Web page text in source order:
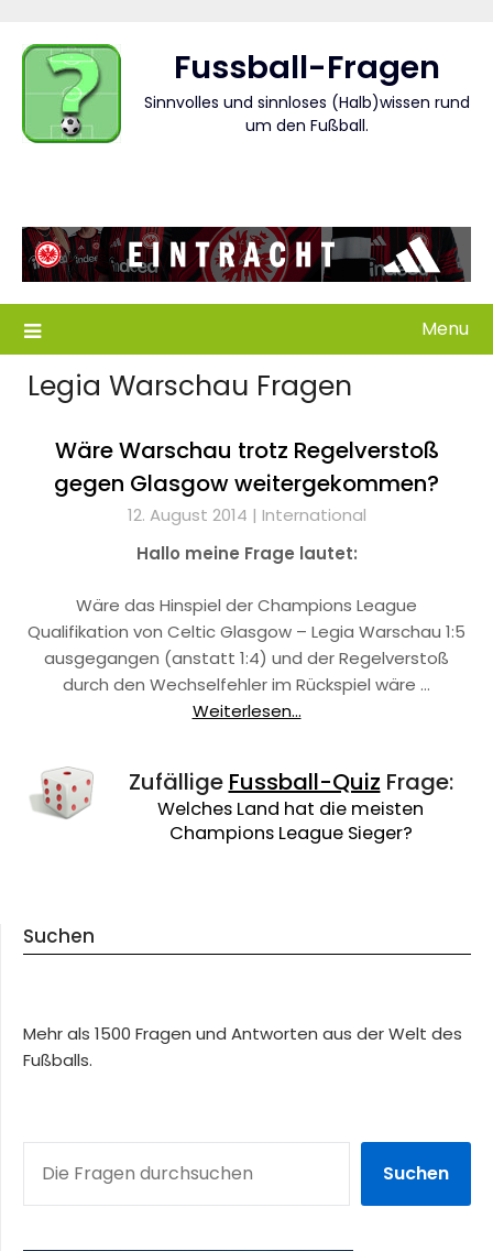
content
Fussball-Fragen
Sinnvolles und sinnloses (Halb)wissen rund
um den Fußball.
Menu
Legia Warschau Fragen
Wäre Warschau trotz Regelverstoß
gegen Glasgow weitergekommen?
12. August 2014 | International
Hallo meine Frage lautet:
Wäre das Hinspiel der Champions League
Qualifikation von Celtic Glasgow – Legia Warschau 1:5
ausgegangen (anstatt 1:4) und der Regelverstoß
durch den Wechselfehler im Rückspiel wäre …
Weiterlesen...
Zufällige Fussball-Quiz Frage:
Welches Land hat die meisten
Champions League Sieger?
Suchen
Mehr als 1500 Fragen und Antworten aus der Welt des
Fußballs.
Suchen